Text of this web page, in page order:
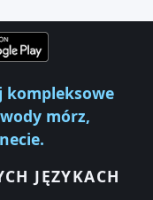
kompleksowe
mórz,
JĘZYKACH